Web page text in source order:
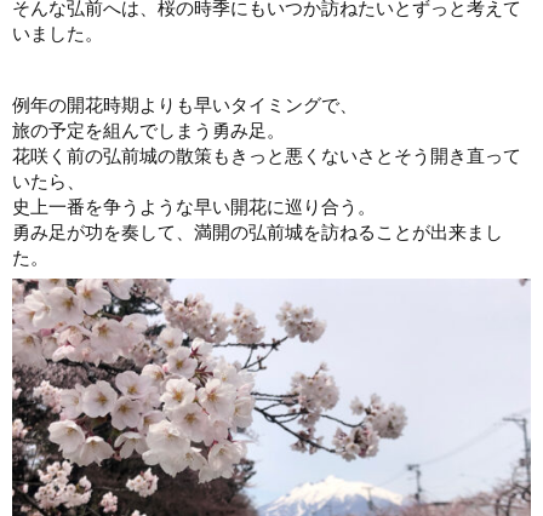
そんな弘前へは、桜の時季にもいつか訪ねたいとずっと考えて
いました。
例年の開花時期よりも早いタイミングで、
旅の予定を組んでしまう勇み足。
花咲く前の弘前城の散策もきっと悪くないさとそう開き直って
いたら、
史上一番を争うような早い開花に巡り合う。
勇み足が功を奏して、満開の弘前城を訪ねることが出来まし
た。